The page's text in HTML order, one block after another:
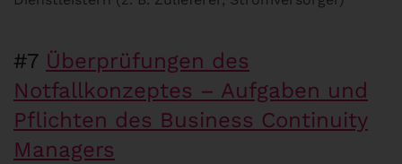
#7 Überprüfungen des
Notfallkonzeptes – Aufgaben und
Pflichten des Business Continuity
Managers